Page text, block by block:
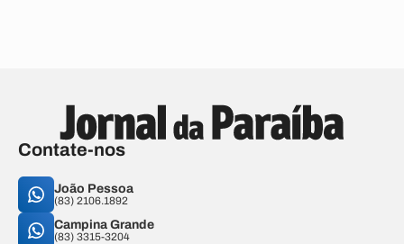
Contate-nos
João Pessoa
(83) 2106.1892
Campina Grande
(83) 3315-3204